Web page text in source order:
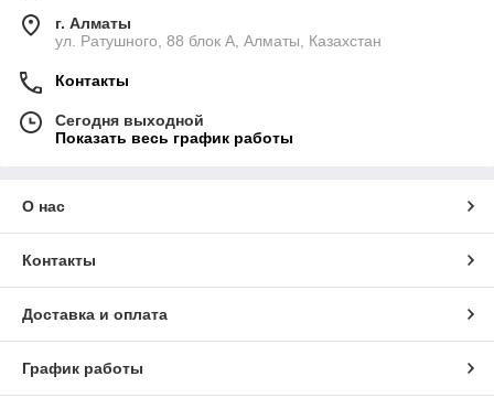
г. Алматы
ул. Ратушного, 88 блок A, Алматы, Казахстан
Контакты
Сегодня выходной
Показать весь график работы
О нас
Контакты
Доставка и оплата
График работы